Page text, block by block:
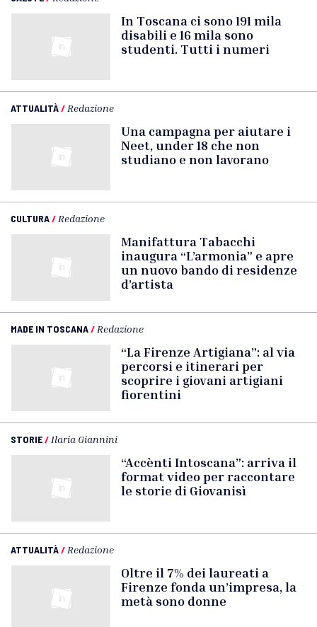
In Toscana ci sono 191 mila
disabili e 16 mila sono
studenti. Tutti i numeri
ATTUALITÀ/ Redazione
Una campagna per aiutare i
Neet, under 18 che non
studiano e non lavorano
CULTURA/ Redazione
Manifattura Tabacchi
inaugura “L’armonia” e apre
un nuovo bando di residenze
d’artista
MADE IN TOSCANA/ Redazione
“La Firenze Artigiana”: al via
percorsi e itinerari per
scoprire i giovani artigiani
fiorentini
STORIE/ Ilaria Giannini
“Accènti Intoscana”: arriva il
format video per raccontare
le storie di Giovanisì
ATTUALITÀ/ Redazione
Oltre il 7% dei laureati a
Firenze fonda un’impresa, la
metà sono donne